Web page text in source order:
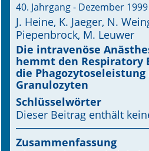
Suche
Aktuelle Ausgabe
Leitlinien
Archiv
Supplements
Supplements
40. Jahrgang - Dezember 1999
J. Heine, K. Jaeger, N.
Piepenbrock, M. Leuwer
Die intravenöse
hemmt den Respiratory
die
Granulozyten
Schlüsselwörter
Dieser Beitrag enthält
Zusammenfassung